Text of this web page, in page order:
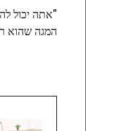
"אתה יכול
המגה שהוא